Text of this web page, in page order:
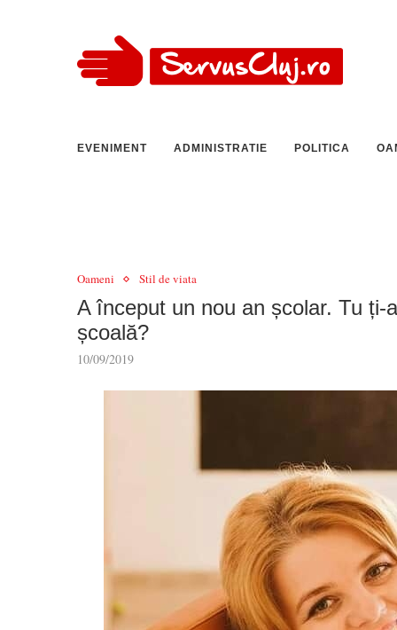
EVENIMENT ADMINISTRATIE POLITICA
Oameni Stil de viata
A început un nou an școlar. Tu
școală?
10/09/2019